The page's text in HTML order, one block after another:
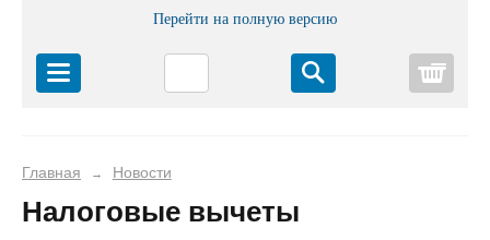
Перейти на полную версию
Главная → Новости
Налоговые вычеты